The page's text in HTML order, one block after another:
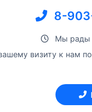
8-
Мы рады
визиту к нам